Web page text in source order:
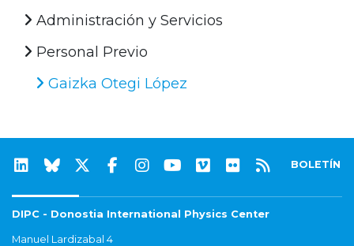
Administración y Servicios
Personal Previo
Gaizka Otegi López
BOLETÍN
DIPC - Donostia International Physics Center
Manuel Lardizabal 4